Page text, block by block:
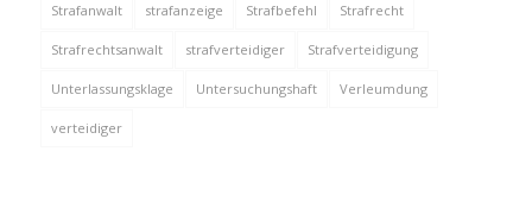
Strafanwalt strafanzeige Strafbefehl Strafrecht
Strafrechtsanwalt strafverteidiger Strafverteidigung
Unterlassungsklage Untersuchungshaft Verleumdung
verteidiger